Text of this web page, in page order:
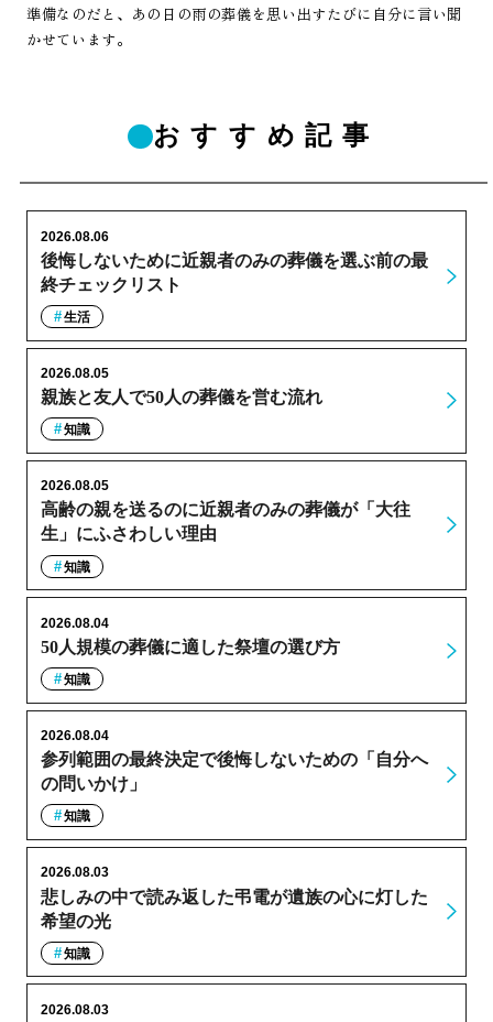
準備なのだと、あの日の雨の葬儀を思い出すたびに自分に言い聞
かせています。
おすすめ記事
後悔しないために近親者のみの葬儀を選ぶ前の最
終チェックリスト
2026.08.06
生活
親族と友人で50人の葬儀を営む流れ
2026.08.05
知識
高齢の親を送るのに近親者のみの葬儀が「大往
生」にふさわしい理由
2026.08.05
知識
50人規模の葬儀に適した祭壇の選び方
2026.08.04
知識
参列範囲の最終決定で後悔しないための「自分へ
の問いかけ」
2026.08.04
知識
悲しみの中で読み返した弔電が遺族の心に灯した
希望の光
2026.08.03
知識
2026.08.03